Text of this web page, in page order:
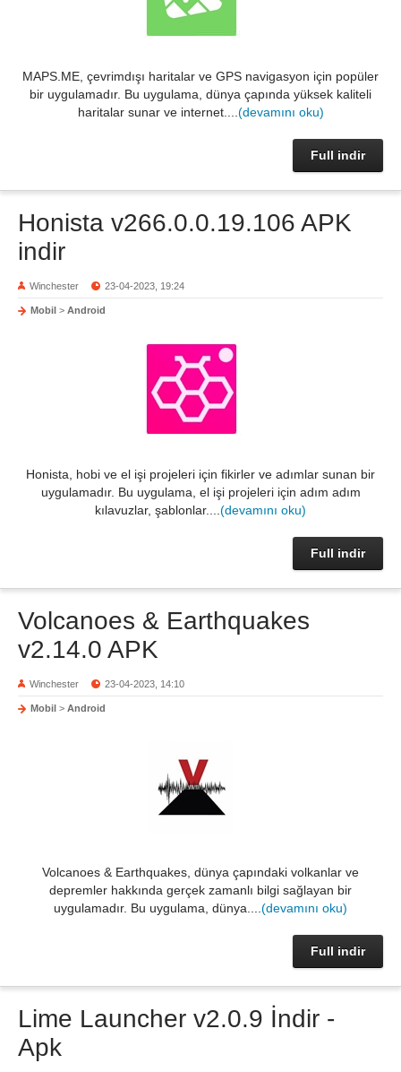
MAPS.ME, çevrimdışı haritalar ve GPS navigasyon için popüler
bir uygulamadır. Bu uygulama, dünya çapında yüksek kaliteli
haritalar sunar ve internet.... (devamını oku)
Full indir
Honista v266.0.0.19.106 APK
indir
Winchester 23-04-2023, 19:24
Mobil > Android
Honista, hobi ve el işi projeleri için fikirler ve adımlar sunan bir
uygulamadır. Bu uygulama, el işi projeleri için adım adım
kılavuzlar, şablonlar.... (devamını oku)
Full indir
Volcanoes & Earthquakes
v2.14.0 APK
Winchester 23-04-2023, 14:10
Mobil > Android
Volcanoes & Earthquakes, dünya çapındaki volkanlar ve
depremler hakkında gerçek zamanlı bilgi sağlayan bir
uygulamadır. Bu uygulama, dünya.... (devamını oku)
Full indir
Lime Launcher v2.0.9 İndir -
Apk